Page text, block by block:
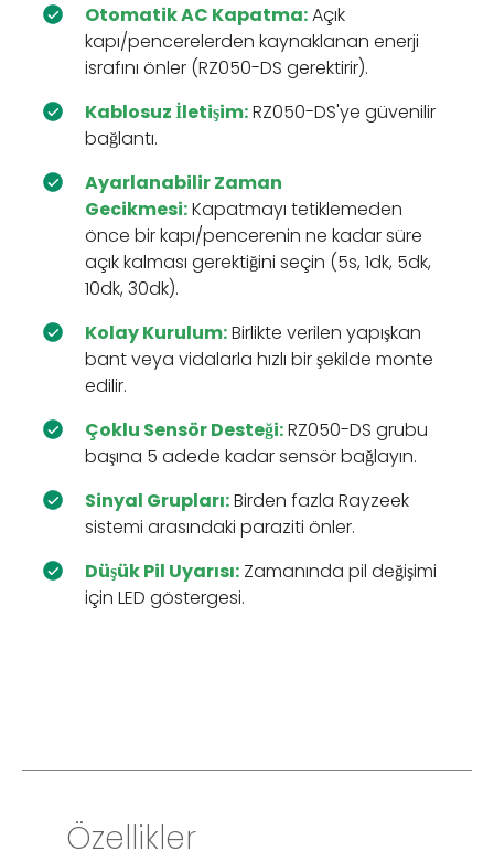
Otomatik AC Kapatma:Açık
kapı/pencerelerden kaynaklanan enerji
israfını önler (RZ050-DS gerektirir).
Kablosuz İletişim:RZ050-DS'ye güvenilir
bağlantı.
Ayarlanabilir Zaman
Gecikmesi:Kapatmayı tetiklemeden
önce bir kapı/pencerenin ne kadar süre
açık kalması gerektiğini seçin (5s, 1dk, 5dk,
10dk, 30dk).
Kolay Kurulum:Birlikte verilen yapışkan
bant veya vidalarla hızlı bir şekilde monte
edilir.
Çoklu Sensör Desteği:RZ050-DS grubu
başına 5 adede kadar sensör bağlayın.
Sinyal Grupları:Birden fazla Rayzeek
sistemi arasındaki paraziti önler.
Düşük Pil Uyarısı:Zamanında pil değişimi
için LED göstergesi.
Özellikler